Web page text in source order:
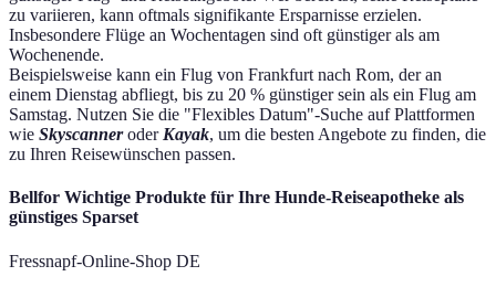
zu variieren, kann oftmals signifikante Ersparnisse erzielen.
Insbesondere Flüge an Wochentagen sind oft günstiger als am
Wochenende.
Beispielsweise kann ein Flug von Frankfurt nach Rom, der an
einem Dienstag abfliegt, bis zu 20 % günstiger sein als ein Flug am
Samstag. Nutzen Sie die "Flexibles Datum"-Suche auf Plattformen
wie Skyscanneroder Kayak, um die besten Angebote zu finden, die
zu Ihren Reisewünschen passen.
Bellfor Wichtige Produkte für Ihre Hunde-Reiseapotheke als
günstiges Sparset
Fressnapf-Online-Shop DE